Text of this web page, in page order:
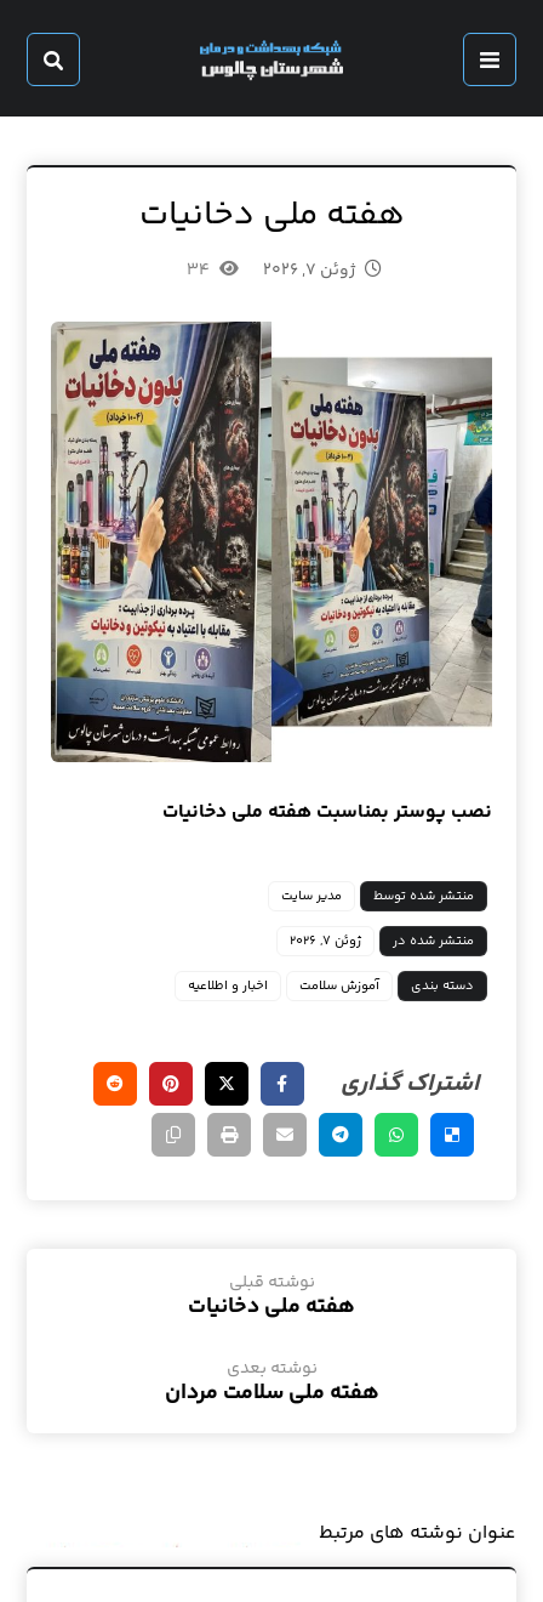
هفته ملی دخانیات
ژوئن ۷, ۲۰۲۶ ۳۴
نصب پوستر بمناسبت هفته ملی دخانیات
منتشر شده توسط مدیر سایت
منتشر شده در ژوئن ۷, ۲۰۲۶
دسته بندی آموزش سلامت اخبار و اطلاعیه
نوشته قبلی
هفته ملی دخانیات
نوشته بعدی
هفته ملی سلامت مردان
عنوان ‫نوشته های مرتبط